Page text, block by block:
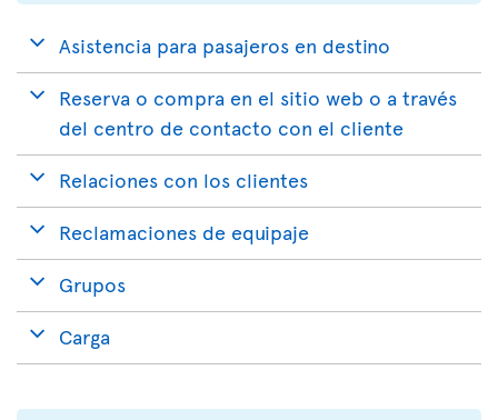
Asistencia para pasajeros en destino
Reserva o compra en el sitio web o a través
del centro de contacto con el cliente
Relaciones con los clientes
Reclamaciones de equipaje
Grupos
Carga